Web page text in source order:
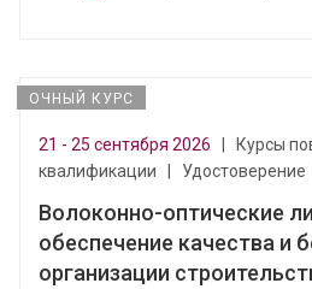
ОЧНЫЙ КУРС
21 - 25 сентября 2026
Курсы
квалификации
Удостоверение
Волоконно-оптические
обеспечение качества и
организации